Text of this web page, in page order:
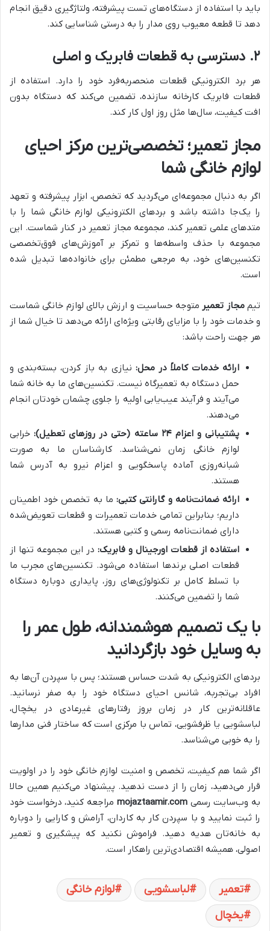
باید با استفاده از دستگاه‌های تست پیشرفته، ولتاژگیری دقیق انجام
دهد تا قطعه معیوب روی مدار را به درستی شناسایی کند.
۲. دسترسی به قطعات فابریک و اصلی
هر برد الکترونیکی قطعات منحصربه‌فرد خود را دارد. استفاده از
قطعات فابریک کارخانه سازنده، تضمین می‌کند که دستگاه بدون
افت کیفیت، سال‌ها مثل روز اول کار کند.
مجاز تعمیر؛ تخصصی‌ترین مرکز احیای
لوازم خانگی شما
اگر به دنبال مجموعه‌ای می‌گردید که تخصص، ابزار پیشرفته و تعهد
را یک‌جا داشته باشد و بردهای الکترونیکی لوازم خانگی شما را با
متدهای علمی تعمیر کند، مجموعه مجاز تعمیر در کنار شماست. این
مجموعه با حذف واسطه‌ها و تمرکز بر آموزش‌های فوق‌تخصصی
تکنسین‌های خود، به مرجعی مطمئن برای خانواده‌ها تبدیل شده
است.
تیممجاز تعمیر متوجه حساسیت و ارزش بالای لوازم خانگی شماست
و خدمات خود را با مزایای رقابتی ویژه‌ای ارائه می‌دهد تا خیال شما از
هر جهت راحت باشد:
ارائه خدمات کاملاً در محل: نیازی به باز کردن، بسته‌بندی و
حمل دستگاه به تعمیرگاه نیست. تکنسین‌های ما به خانه شما
می‌آیند و فرآیند عیب‌یابی اولیه را جلوی چشمان خودتان انجام
می‌دهند.
پشتیبانی و اعزام ۲۴ ساعته (حتی در روزهای تعطیل):
خرابی
لوازم خانگی زمان نمی‌شناسد. کارشناسان ما به صورت
شبانه‌روزی آماده پاسخگویی و اعزام نیرو به آدرس شما
هستند.
ارائه ضمانت‌نامه و گارانتی کتبی:ما به تخصص خود اطمینان
داریم؛ بنابراین تمامی خدمات تعمیرات و قطعات تعویض‌شده
دارای ضمانت‌نامه رسمی و کتبی هستند.
استفاده از قطعات اورجینال و فابریک: در این مجموعه تنها از
قطعات اصلی برندها استفاده می‌شود. تکنسین‌های مجرب ما
با تسلط کامل بر تکنولوژی‌های روز، پایداری دوباره دستگاه
شما را تضمین می‌کنند.
با یک تصمیم هوشمندانه، طول عمر را
به وسایل خود بازگردانید
بردهای الکترونیکی به شدت حساس هستند؛ پس با سپردن آن‌ها به
افراد بی‌تجربه، شانس احیای دستگاه خود را به صفر نرسانید.
عاقلانه‌ترین کار در زمان بروز رفتارهای غیرعادی در یخچال،
لباسشویی یا ظرفشویی، تماس با مرکزی است که ساختار فنی مدارها
را به خوبی می‌شناسد.
اگر شما هم کیفیت، تخصص و امنیت لوازم خانگی خود را در اولویت
قرار می‌دهید، زمان را از دست ندهید. پیشنهاد می‌کنیم همین حالا
به وب‌سایت رسمیmojaztaamir.com مراجعه کنید، درخواست خود
را ثبت نمایید و با سپردن کار به کاردان، آرامش و کارایی را دوباره
به خانه‌تان هدیه دهید. فراموش نکنید که پیشگیری و تعمیر
اصولی، همیشه اقتصادی‌ترین راهکار است.
تعمیر لباسشویی
لوازم خانگی
یخچال